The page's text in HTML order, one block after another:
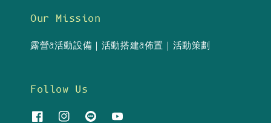
Our Mission
露營&活動設備｜活動搭建&佈置｜活動策劃
Follow Us